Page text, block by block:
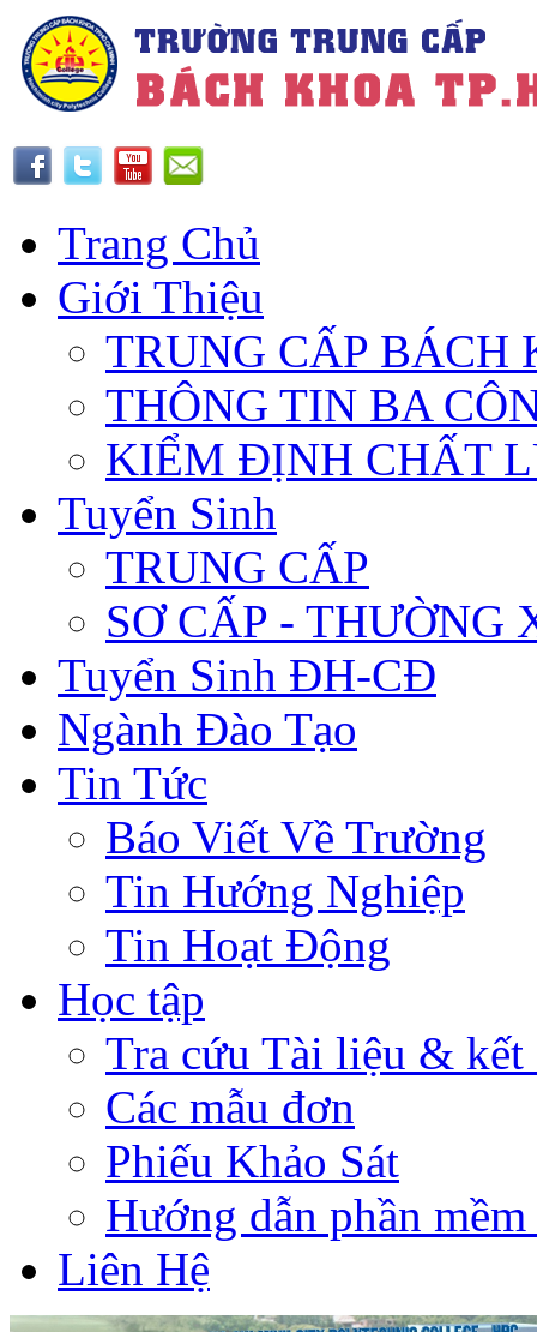
Trang Chủ
Giới Thiệu
TRUNG CẤP BÁCH
THÔNG TIN BA
KIỂM ĐỊNH CHẤT
Tuyển Sinh
TRUNG CẤP
SƠ CẤP - THƯỜNG
Tuyển Sinh ĐH-CĐ
Ngành Đào Tạo
Tin Tức
Báo Viết Về Trường
Tin Hướng Nghiệp
Tin Hoạt Động
Học tập
Tra cứu Tài liệu & kết
Các mẫu đơn
Phiếu Khảo Sát
Hướng dẫn phần
Liên Hệ